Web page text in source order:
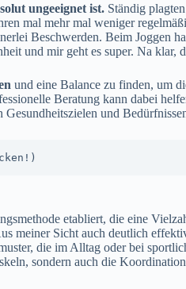
ungeeignet ist. Ständig
mal mehr mal weniger
Beschwerden. Beim Joggen
und mir geht es super. Na klar,
und eine Balance zu finden, um
Beratung kann dabei
und
etabliert, die eine
meiner Sicht auch deutlich
die im Alltag oder bei
sondern auch die